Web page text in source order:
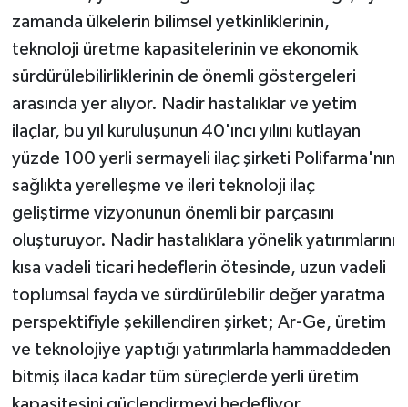
zamanda ülkelerin bilimsel yetkinliklerinin,
teknoloji üretme kapasitelerinin ve ekonomik
sürdürülebilirliklerinin de önemli göstergeleri
arasında yer alıyor. Nadir hastalıklar ve yetim
ilaçlar, bu yıl kuruluşunun 40'ıncı yılını kutlayan
yüzde 100 yerli sermayeli ilaç şirketi Polifarma'nın
sağlıkta yerelleşme ve ileri teknoloji ilaç
geliştirme vizyonunun önemli bir parçasını
oluşturuyor. Nadir hastalıklara yönelik yatırımlarını
kısa vadeli ticari hedeflerin ötesinde, uzun vadeli
toplumsal fayda ve sürdürülebilir değer yaratma
perspektifiyle şekillendiren şirket; Ar-Ge, üretim
ve teknolojiye yaptığı yatırımlarla hammaddeden
bitmiş ilaca kadar tüm süreçlerde yerli üretim